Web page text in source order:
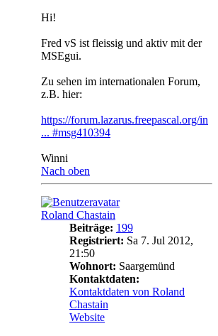
Hi!
Fred vS ist fleissig und aktiv mit der
MSEgui.
Zu sehen im internationalen Forum,
z.B. hier:
https://forum.lazarus.freepascal.org/in
... #msg410394
Winni
Nach oben
Roland Chastain
Beiträge: 199
Registriert: Sa 7. Jul 2012,
21:50
Wohnort: Saargemünd
Kontaktdaten:
Kontaktdaten von Roland
Chastain
Website